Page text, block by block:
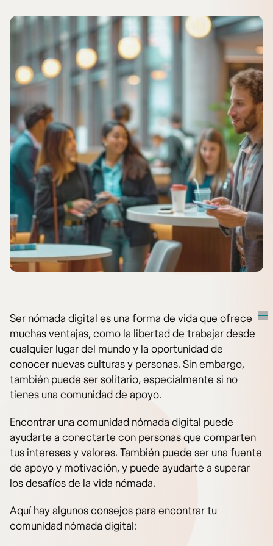
Ser nómada digital es una forma de vida que ofrece
muchas ventajas, como la libertad de trabajar desde
cualquier lugar del mundo y la oportunidad de
conocer nuevas culturas y personas. Sin embargo,
también puede ser solitario, especialmente si no
tienes una comunidad de apoyo.
Encontrar una comunidad nómada digital puede
ayudarte a conectarte con personas que comparten
tus intereses y valores. También puede ser una fuente
de apoyo y motivación, y puede ayudarte a superar
los desafíos de la vida nómada.
Aquí hay algunos consejos para encontrar tu
comunidad nómada digital: